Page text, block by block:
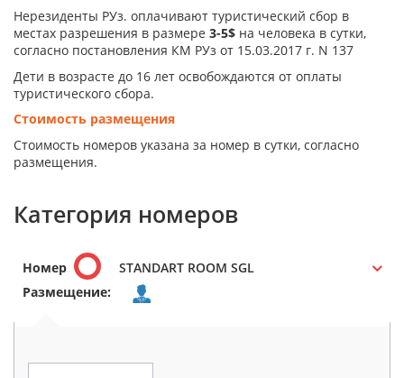
Нерезиденты РУз. оплачивают туристический сбор в
местах разрешения в размере 3-5$ на человека в сутки,
согласно постановления КМ РУз от 15.03.2017 г. N 137
Дети в возрасте до 16 лет освобождаются от оплаты
туристического сбора.
Стоимость размещения
Стоимость номеров указана за номер в сутки, согласно
размещения.
Категория номеров
Номер
STANDART ROOM SGL
Размещение: